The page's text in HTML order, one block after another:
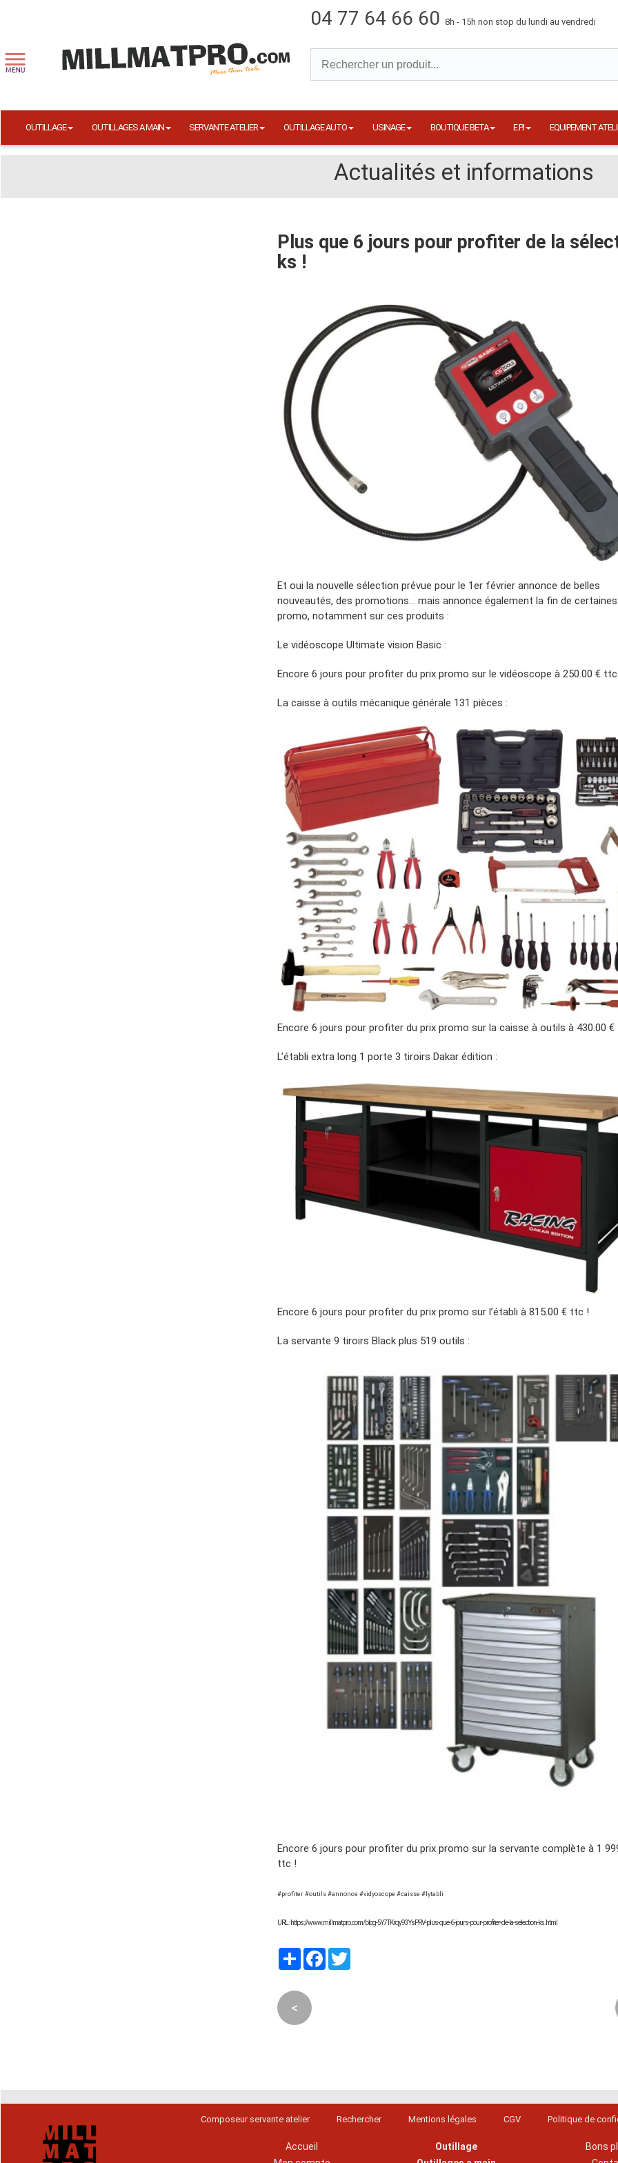
04 77 64 66 60 8h - 15h non stop du lundi au vendredi
OUTILLAGE OUTILLAGES A MAIN SERVANTE ATELIER OUTILLAGE AUTO USINAGE BOUTIQUE BETA E.P.I EQUIPEMENT
Actualités et informations
Plus que 6 jours pour profiter de la
ks !
Et oui la nouvelle sélection prévue pour le 1er février annonce de belles
nouveautés, des promotions… mais annonce également la fin de certaines
promo, notamment sur ces produits :
Le vidéoscope Ultimate vision Basic :
Encore 6 jours pour profiter du prix promo sur le vidéoscope à 250.00 €
La caisse à outils mécanique générale 131 pièces :
Encore 6 jours pour profiter du prix promo sur la caisse à outils à 430.00
L’établi extra long 1 porte 3 tiroirs Dakar édition :
Encore 6 jours pour profiter du prix promo sur l’établi à 815.00 € ttc !
La servante 9 tiroirs Black plus 519 outils :
Encore 6 jours pour profiter du prix promo sur la servante complète à 1
ttc !
#profiter #outils #annonce #vidyoscope #caisse #lytabli
URL : https://www.millmatpro.com/blog-5Y7TKrqy93YsPRV-plus-que-6-jours-pour-profiter-de-la-selection-ks.html
PartagerFacebook
<
Composeur servante atelier Rechercher Mentions légales CGV Politique de
Accueil
Outillage
Bons